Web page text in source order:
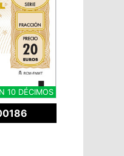
10 DÉCIMOS